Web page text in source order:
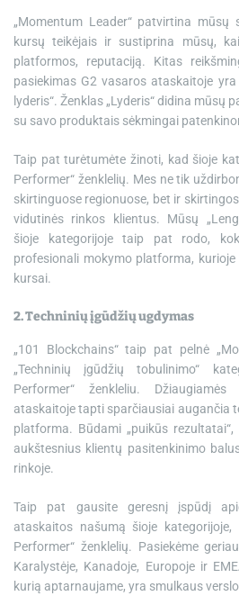
„Momentum Leader“ patvirtina mūsų
kursų teikėjais ir sustiprina mūsų,
platformos, reputaciją. Kitas
pasiekimas G2 vasaros ataskaitoje yra
lyderis“. Ženklas „Lyderis“ didina mūsų
su savo produktais sėkmingai
Taip pat turėtumėte žinoti, kad šioje
Performer“ ženklelių. Mes ne tik
skirtinguose regionuose, bet ir
vidutinės rinkos klientus. Mūsų
šioje kategorijoje taip pat rodo,
profesionali mokymo platforma,
kursai.
2. Techninių įgūdžių ugdymas
„101 Blockchains“ taip pat pelnė
„Techninių įgūdžių tobulinimo“
Performer“ ženkleliu.
ataskaitoje tapti sparčiausiai augančia
platforma. Būdami „puikūs
aukštesnius klientų pasitenkinimo
rinkoje.
Taip pat gausite geresnį įspūdį
ataskaitos našumą šioje
Performer“ ženklelių. Pasiekėme
Karalystėje, Kanadoje, Europoje ir
kurią aptarnaujame, yra smulkaus